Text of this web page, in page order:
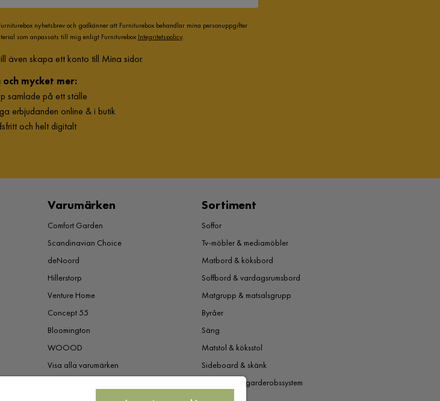
nyhetsbrev och godkänner att Furniturebox behandlar mina personuppgifter
som anpassats till mig enligt Furniturebox Integritetspolicy.
även skapa ett konto till Mina sidor.
mycket mer:
samlade på ett ställe
erbjudanden online & i butik
och helt digitalt
Varumärken
Comfort Garden
Scandinavian Choice
deNoord
Hillerstorp
Venture Home
Concept 55
Bloomington
WOOOD
Visa alla varumärken
Sortiment
Soffor
Tv-möbler & mediamöbler
Matbord & köksbord
Soffbord & vardagsrumsbord
Matgrupp & matsalsgrupp
Byråer
Säng
Matstol & köksstol
Sideboard & skänk
Garderob & garderobssystem